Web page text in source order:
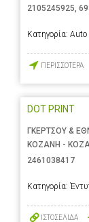
2105245925
Κατηγορία: Auto
ΠΕΡΙΣΣΟΤΕΡΑ
DOT PRINT
ΓΚΕΡΤΣΟΥ &
ΚΟΖΑΝΗ -
2461038417
Κατηγορία:
ΙΣΤΟΣΕΛΙΔΑ